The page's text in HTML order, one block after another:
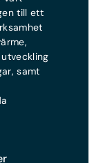
till ett
samt